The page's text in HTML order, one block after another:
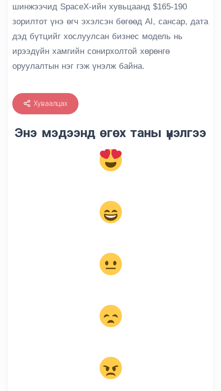
шинжээчид SpaceX-ийн хувьцаанд $165-190
зорилтот үнэ өгч эхэлсэн бөгөөд AI, сансар, дата
дэд бүтцийг хослуулсан бизнес модель нь
ирээдүйн хамгийн сонирхолтой хөрөнгө
оруулалтын нэг гэж үнэлж байна.
Хуваалцах
Энэ мэдээнд өгөх таны үнэлгээ